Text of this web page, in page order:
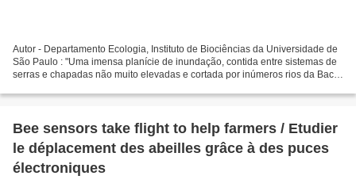
Autor - Departamento Ecologia, Instituto de Biociências da Universidade de
São Paulo : "Uma imensa planície de inundação, contida entre sistemas de
serras e chapadas não muito elevadas e cortada por inúmeros rios da Bacia
Bee sensors take flight to help farmers / Etudier
le déplacement des abeilles grâce à des puces
électroniques